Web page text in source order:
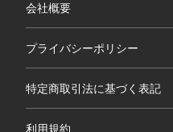
会社概要
プライバシーポリシー
特定商取引法に基づく表記
利用規約